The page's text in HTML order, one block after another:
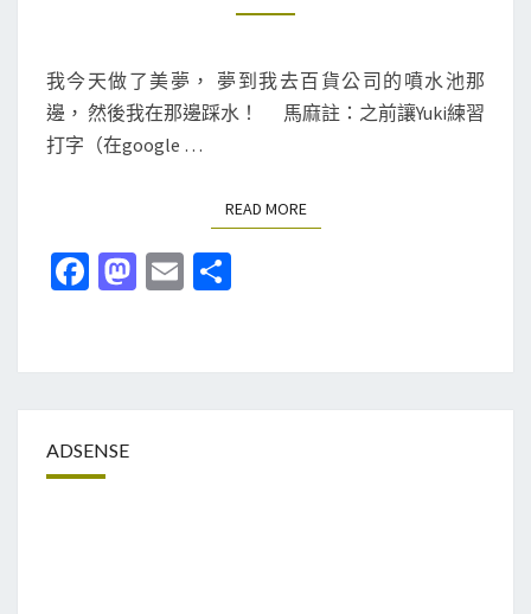
]
U
的
3
N
S
我今天做了美夢， 夢到我去百貨公司的噴水池那
邊， 然後我在那邊踩水！ 馬麻註：之前讓Yuki練習
打字（在google …
READ MOREREAD MORE
Fa
o
o
k
M
d
o
E
l
ADSENSE